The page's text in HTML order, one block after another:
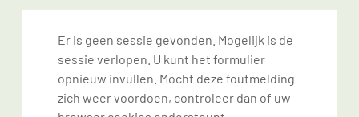
Er is geen sessie gevonden. Mogelijk is de
sessie verlopen. U kunt het formulier
opnieuw invullen. Mocht deze foutmelding
zich weer voordoen, controleer dan of uw